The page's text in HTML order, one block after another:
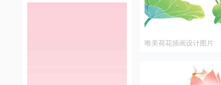
唯美荷花插画设计图片